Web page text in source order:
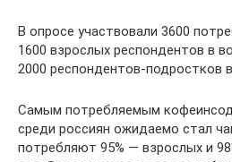
В опросе участвовали 3600
1600 взрослых респондентов в
2000 респондентов-подростков
Самым потребляемым
среди россиян ожидаемо стал
потребляют 95% — взрослых и